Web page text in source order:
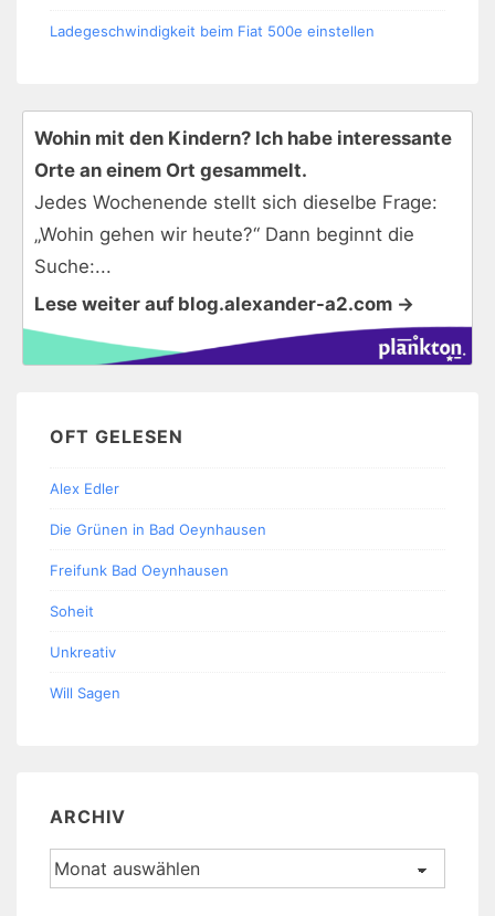
Ladegeschwindigkeit beim Fiat 500e einstellen
Wohin mit den Kindern? Ich habe interessante
Orte an einem Ort gesammelt.
Jedes Wochenende stellt sich dieselbe Frage:
„Wohin gehen wir heute?“ Dann beginnt die
Suche:...
Lese weiter auf blog.alexander-a2.com →
OFT GELESEN
Alex Edler
Die Grünen in Bad Oeynhausen
Freifunk Bad Oeynhausen
Soheit
Unkreativ
Will Sagen
ARCHIV
Archiv